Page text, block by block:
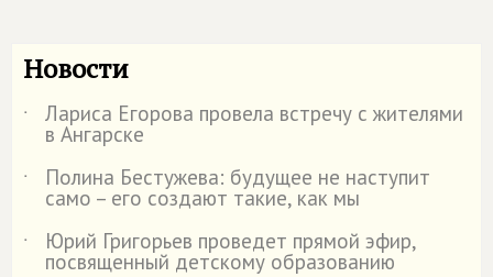
Новости
˙ Лариса Егорова провела встречу с жителями
в Ангарске
˙
Полина Бестужева: будущее не наступит
само – его создают такие, как мы
˙
Юрий Григорьев проведет прямой эфир,
посвященный детскому образованию